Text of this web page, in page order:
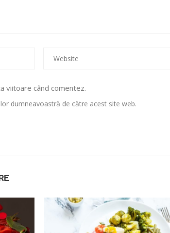
viitoare când comentez.
dumneavoastră de către acest site web.